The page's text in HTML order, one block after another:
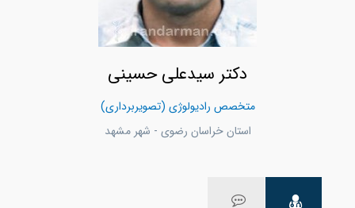
دکتر سیدعلی حسینی
متخصص رادیولوژی (تصویربرداری)
استان خراسان رضوی - شهر مشهد